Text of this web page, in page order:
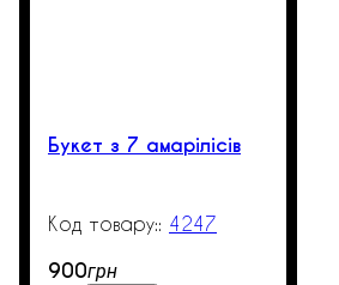
Букет з 7 амарілісів
4247
900грн